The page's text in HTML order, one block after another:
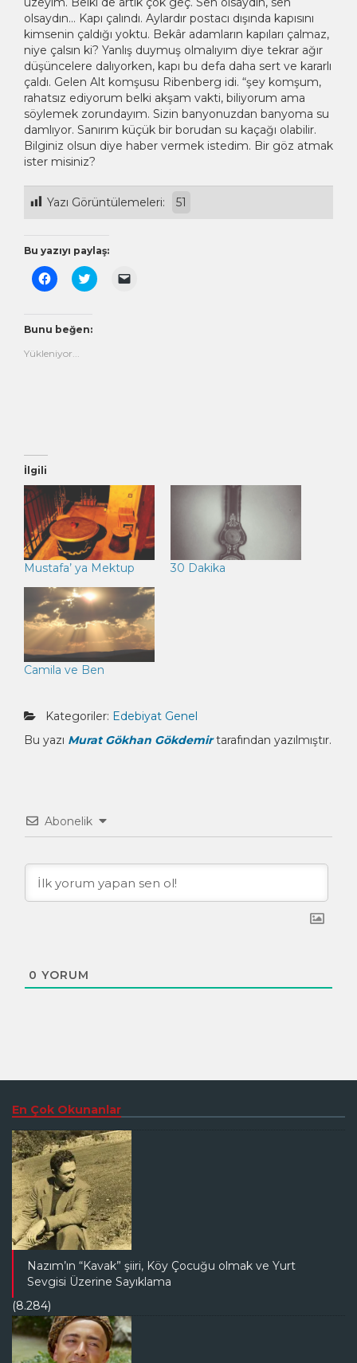
olsaydın… Kapı çalındı. Aylardır postacı dışında kapısını
kimsenin çaldığı yoktu. Bekâr adamların kapıları çalmaz,
niye çalsın ki? Yanlış duymuş olmalıyım diye tekrar ağır
düşüncelere dalıyorken, kapı bu defa daha sert ve kararlı
çaldı. Gelen Alt komşusu Ribenberg idi. “şey komşum,
rahatsız ediyorum belki akşam vakti, biliyorum ama
söylemek zorundayım. Sizin banyonuzdan banyoma su
damlıyor. Sanırım küçük bir borudan su kaçağı olabilir.
Bilginiz olsun diye haber vermek istedim. Bir göz atmak
ister misiniz?
Yazı Görüntülemeleri: 51
Bu yazıyı paylaş:
Facebook'ta
paylaşmak
pencerede
açılır)
Twitter
üzerinde
(Yeni
Bunu beğen:
Yükleniyor...
İlgili
Mustafa’ ya Mektup 30 Dakika
Camila ve Ben
Kategoriler: Edebiyat Genel
Bu yazı Murat Gökhan Gökdemirtarafından yazılmıştır.
Abonelik
0 YORUM
En Çok Okunanlar
Nazım’ın “Kavak” şiiri, Köy Çocuğu olmak ve Yurt
Sevgisi Üzerine Sayıklama
(8.284)